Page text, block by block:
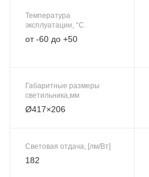
Температура
эксплуатации, °C
от -60 до +50
Габаритные размеры
светильника,мм
Ø417×206
Световая отдача, [лм/Вт]
182